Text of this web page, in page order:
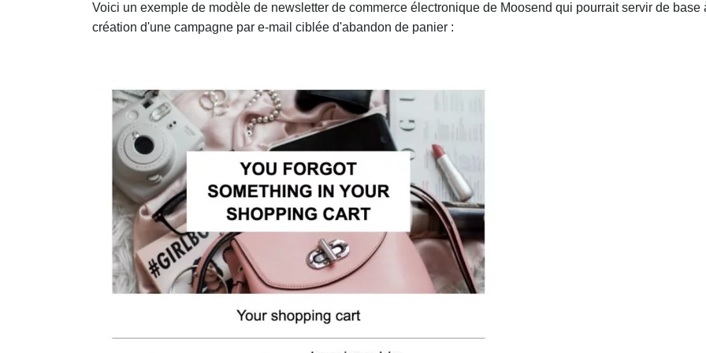
Voici un exemple de modèle de newsletter de commerce électronique de Moosend qui pourrait servir de base
création d'une campagne par e-mail ciblée d'abandon de panier :